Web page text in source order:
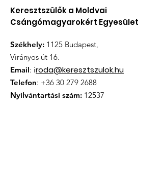
Keresztszülők a Moldvai
Csángómagyarokért Egyesület
Székhely: 1125 Budapest,
Virányos út 16.
Email: iroda@keresztszulok.hu
Telefon: +36 30 279 2688
Nyilvántartási szám: 12537